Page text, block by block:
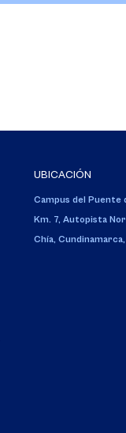
UBICACIÓN
Campus del Puente
Km. 7, Autopista
Chía,